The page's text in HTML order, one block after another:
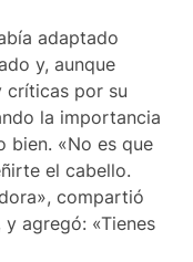
adaptado
y, aunque
críticas por su
la importancia
bien. «No es que
el cabello.
compartió
agregó: «Tienes